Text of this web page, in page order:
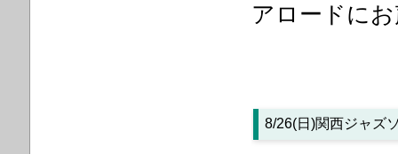
アロードに
8/26(日)関西ジャズ